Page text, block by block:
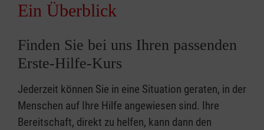
Ein Überblick
Finden Sie bei uns Ihren passenden
Erste-Hilfe-Kurs
Jederzeit können Sie in eine Situation geraten, in der
Menschen auf Ihre Hilfe angewiesen sind. Ihre
Bereitschaft, direkt zu helfen, kann dann den